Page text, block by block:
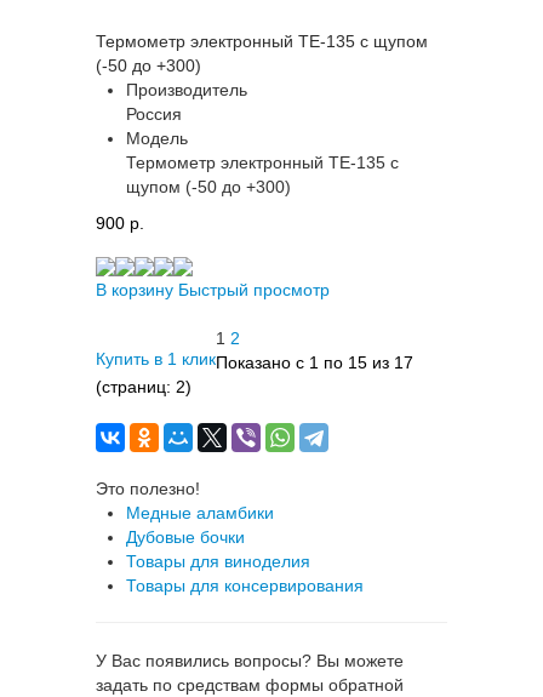
Термометр электронный ТЕ-135 с щупом
(-50 до +300)
Производитель
Россия
Модель
Термометр электронный ТЕ-135 с
щупом (-50 до +300)
900 p.
В корзину Быстрый просмотр
Купить в 1 клик
1 2
Показано с 1 по 15 из 17
(страниц: 2)
Это полезно!
Медные аламбики
Дубовые бочки
Товары для виноделия
Товары для консервирования
У Вас появились вопросы? Вы можете
задать по средствам формы обратной